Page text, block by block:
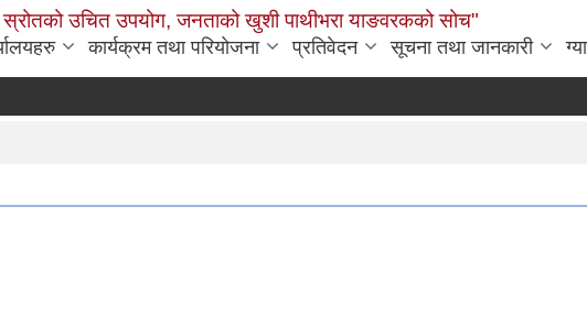
उचित उपयोग, जनताको खुशी पाथीभरा याङवरकको सोच"
कार्यक्रम तथा परियोजना प्रतिवेदन सूचना तथा जानकारी